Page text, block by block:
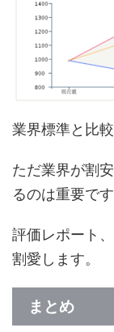
業界標準と比
ただ業界が割
るのは重要です
評価レポート
割愛します。
まとめ